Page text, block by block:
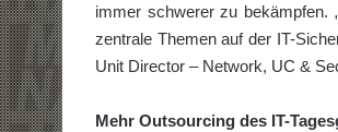
immer schwerer zu bekämpfen.
zentrale Themen auf der IT-
Unit Director – Network, UC &
Mehr Outsourcing des IT-